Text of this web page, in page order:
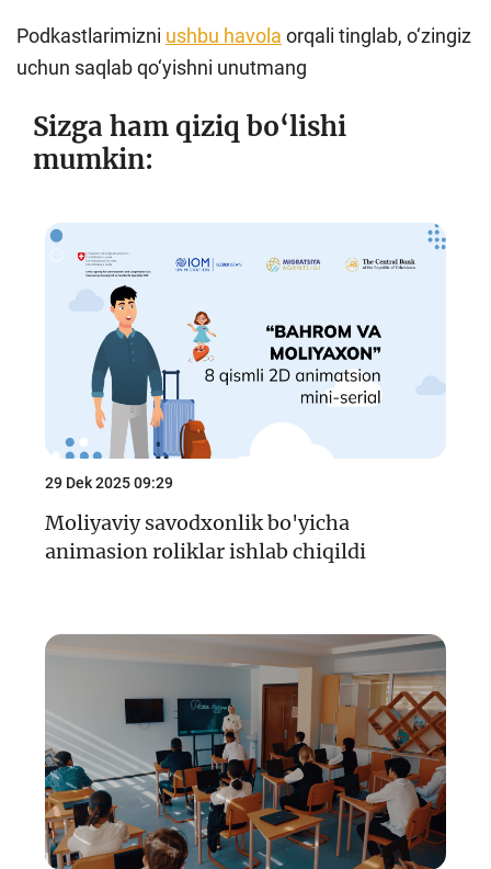
Podkastlarimizni ushbu havola orqali tinglab, o‘zingiz
uchun saqlab qo‘yishni unutmang
Sizga ham qiziq bo‘lishi
mumkin:
29 Dek 2025 09:29
Moliyaviy savodxonlik bo'yicha
animasion roliklar ishlab chiqildi